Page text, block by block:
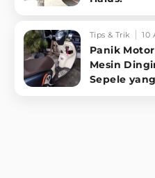
Tips & Trik 10
Panik
Mesin
Sepele